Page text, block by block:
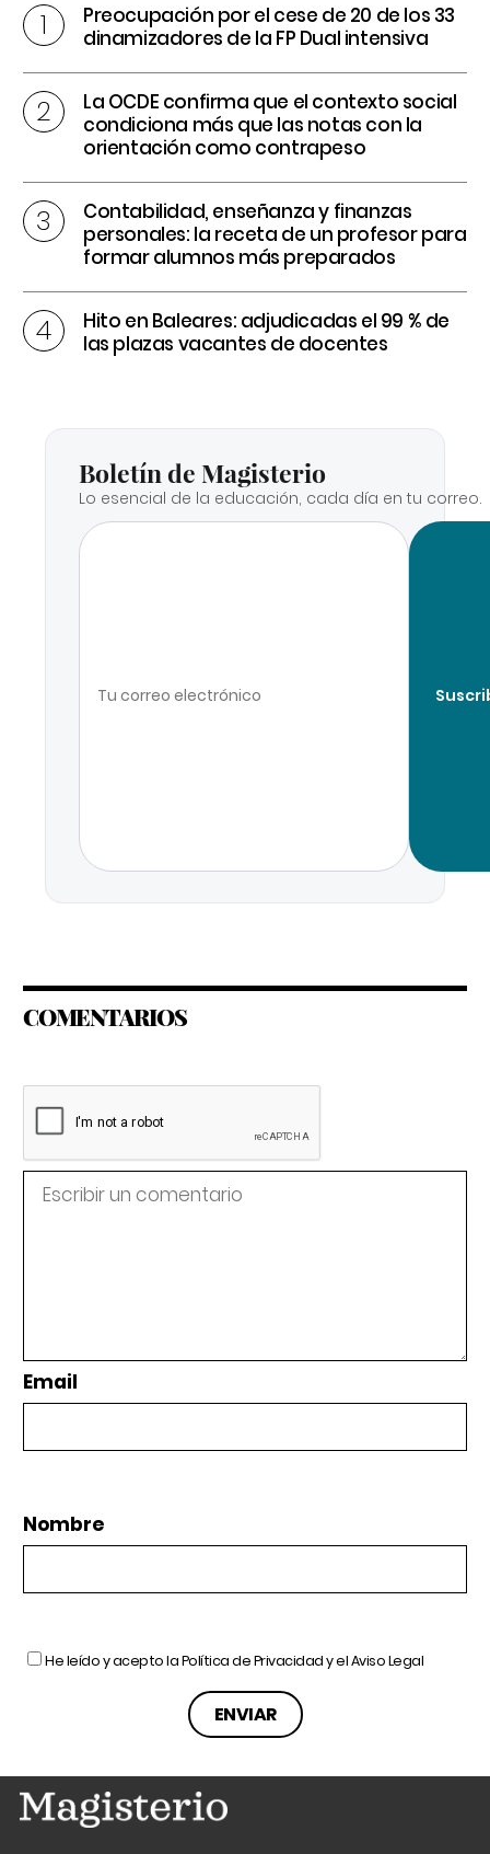
Preocupación por el cese de 20 de los 33
dinamizadores de la FP Dual intensiva
La OCDE confirma que el contexto social
condiciona más que las notas con la
orientación como contrapeso
Contabilidad, enseñanza y finanzas
personales: la receta de un profesor para
formar alumnos más preparados
Hito en Baleares: adjudicadas el 99 % de
las plazas vacantes de docentes
Boletín de Magisterio
Lo esencial de la educación, cada día en tu correo.
COMENTARIOS
Email
Nombre
He leído y acepto laPolítica de Privacidady elAviso Legal